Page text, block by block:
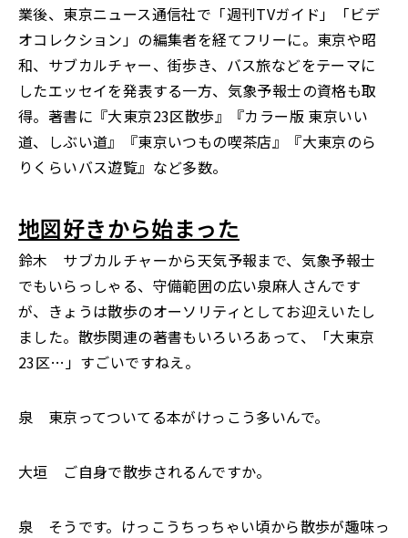
業後、東京ニュース通信社で「週刊TVガイド」「ビデ
オコレクション」の編集者を経てフリーに。東京や昭
和、サブカルチャー、街歩き、バス旅などをテーマに
したエッセイを発表する一方、気象予報士の資格も取
得。著書に『大東京23区散歩』『カラー版 東京いい
道、しぶい道』『東京いつもの喫茶店』『大東京のら
りくらいバス遊覧』など多数。
地図好きから始まった
鈴木 サブカルチャーから天気予報まで、気象予報士
でもいらっしゃる、守備範囲の広い泉麻人さんです
が、きょうは散歩のオーソリティとしてお迎えいたし
ました。散歩関連の著書もいろいろあって、「大東京
23区…」すごいですねえ。
泉 東京ってついてる本がけっこう多いんで。
大垣 ご自身で散歩されるんですか。
泉 そうです。けっこうちっちゃい頃から散歩が趣味っ